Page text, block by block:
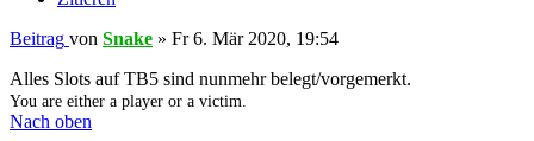
Beitrag von Snake » Fr 6. Mär 2020, 19:54
Alles Slots auf TB5 sind nunmehr belegt/vorgemerkt.
You are either a player or a victim.
Nach oben